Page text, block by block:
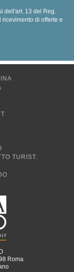
dell'art. 13 del Reg.
di offerte e
TURIST.
Roma